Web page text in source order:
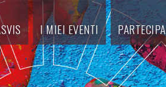
I MIEI EVENTI PARTECIPA